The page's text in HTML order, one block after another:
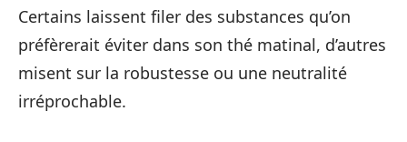
Certains laissent filer des substances qu’on
préfèrerait éviter dans son thé matinal, d’autres
misent sur la robustesse ou une neutralité
irréprochable.